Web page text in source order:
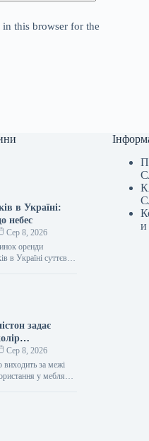
in this browser for the
в Україні:
небес
Сер 8, 2026
оренди
в Україні суттєво
У деяких
ціни зросли…
задає
у ванних
року
Сер 8, 2026
виходить за межі
у меблях
для
стін…
и